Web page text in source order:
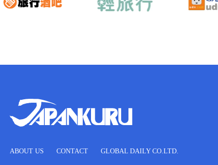
ABOUT US CONTACT GLOBAL DAILY CO.LTD.